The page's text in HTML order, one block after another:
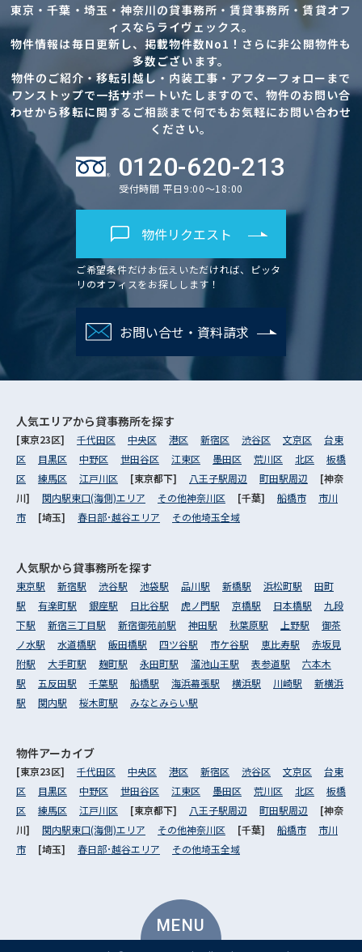
東京・千葉・埼玉・神奈川の貸事務所・賃貸事務所・賃貸オフ
ィスならライヴェックス。
物件情報は毎日更新し、掲載物件数No1！さらに非公開物件も
多数ございます。
物件のご紹介・移転引越し・内装工事・アフターフォローまで
ワンストップで一括サポートいたしますので、物件のお問い合
わせから移転に関するご相談まで何でもお気軽にお問い合わせ
ください。
0120-620-213
受付時間 平日9:00～18:00
物件リクエスト
ご希望条件だけお伝えいただければ、ピッタ
リのオフィスをお探しします！
お問い合せ・資料請求
MENU
人気エリアから貸事務所を探す
[東京23区] 千代田区 中央区 港区 新宿区 渋谷区 文京区
台東
区
目黒区 中野区 世田谷区 江東区 墨田区 荒川区 北区
板橋
区
練馬区 江戸川区 [東京都下] 八王子駅周辺 町田駅周辺
[神奈
川] 関内駅東口(海側)エリア その他神奈川区 [千葉] 船橋市
市川
市
[埼玉] 春日部･越谷エリア その他埼玉全域
人気駅から貸事務所を探す
東京駅 新宿駅 渋谷駅 池袋駅 品川駅 新橋駅 浜松町駅
田町
駅
有楽町駅 銀座駅 日比谷駅 虎ノ門駅 京橋駅 日本橋駅
九段
下駅
新宿三丁目駅 新宿御苑前駅 神田駅 秋葉原駅 上野駅
御茶
ノ水駅
水道橋駅 飯田橋駅 四ツ谷駅 市ケ谷駅 恵比寿駅
赤坂見
附駅
大手町駅 麹町駅 永田町駅 溜池山王駅 表参道駅
六本木
駅
五反田駅 千葉駅 船橋駅 海浜幕張駅 横浜駅 川崎駅
新横浜
駅
関内駅 桜木町駅 みなとみらい駅
物件アーカイブ
[東京23区] 千代田区 中央区 港区 新宿区 渋谷区 文京区
台東
区
目黒区 中野区 世田谷区 江東区 墨田区 荒川区 北区
板橋
区
練馬区 江戸川区 [東京都下] 八王子駅周辺 町田駅周辺
[神奈
川] 関内駅東口(海側)エリア その他神奈川区 [千葉] 船橋市
市川
市
[埼玉] 春日部･越谷エリア その他埼玉全域